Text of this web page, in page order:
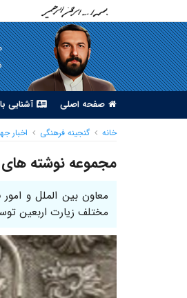
صفحه اصلی آشنایی
خانه گنجینه فرهنگی اخبار
مجموعه نوشته های
معاون بین الملل و
مختلف زیارت اربعین